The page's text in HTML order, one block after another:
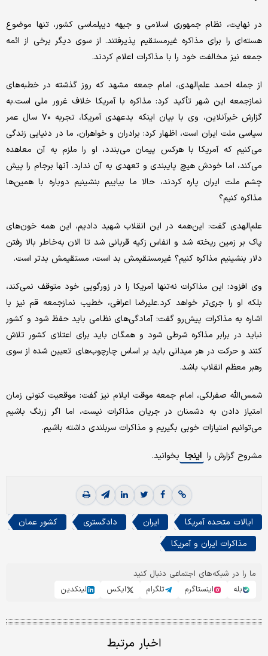
در نهایت، نظام جمهوری اسلامی و جبهه دیپلماسی کشور، تنها موضوع
هسته‌ای را برای مذاکره غیر‌مستقیم پذیرفتند. از سوی دیگر برخی از ائمه
جمعه نیز مخالفت خود را با مذاکرات اعلام کردند.
از جمله احمد علم‌الهدی، امام جمعه مشهد‌ که روز گذشته در خطبه‌های
نمازجمعه این شهر تأکید کرد: مذاکره با آمریکا خلاف غرور ملی است.به
گزارش خبر‌آنلاین، وی با بیان اینکه بدعهدی آمریکا، تجربه ۷۰ سال عمر
سیاسی ملت ایران است، اظهار کرد: برادران و خواهران، ما در دنیایی زندگی
می‌کنیم که آمریکا با هرکس پیمان می‌بندد، او را ملزم به آن معاهده
می‌کند، اما خودش هیچ پایبندی و تعهدی به آن ندارد. آنها برجام را پیش
چشم ملت ایران پاره کردند، حالا ما بیاییم بنشینیم دوباره با همین‌ها
مذاکره کنیم؟
علم‌الهدی گفت: این‌همه در این انقلاب شهید دادیم، این ‌همه خون‌های
پاک بر زمین ریخته شد و انفاس زکیه قربانی شد تا الان به‌خاطر بالا رفتن
دلار بنشینیم مذاکره کنیم؟ غیرمستقیمش بد است، مستقیمش بدتر است.
وی افزود: این مذاکرات نه‌تنها آمریکا را در زورگویی خود متوقف نمی‌کند،
بلکه او را جری‌تر خواهد کرد.علیرضا اعرافی، خطیب نمازجمعه قم نیز با
اشاره به مذاکرات پیش‌رو گفت: آمادگی‌های نظامی باید حفظ شود و کشور
نباید در برابر مذاکره شرطی شود و همگان باید برای اعتلای کشور تلاش
کنند و حرکت در هر میدانی باید بر اساس چارچوب‌های تعیین شده از سوی
رهبر معظم انقلاب باشد.
شمس‌الله صفرلکی، امام جمعه موقت ایلام نیز گفت: موقعیت کنونی زمان
امتیاز دادن به دشمنان در جریان مذاکرات نیست، اما اگر زرنگ باشیم
می‌توانیم امتیازات خوبی بگیریم و مذاکرات سربلندی داشته باشیم.
مشروح گزارش را اینجا بخوانید.
ایالات متحده آمریکا ایران دادگستری
کشور عمان
مذاکرات ایران و آمریکا
ما را در شبکه‌های اجتماعی دنبال کنید
بله
اینستاگرم تلگرام ایکس لینکدین
اخبار مرتبط